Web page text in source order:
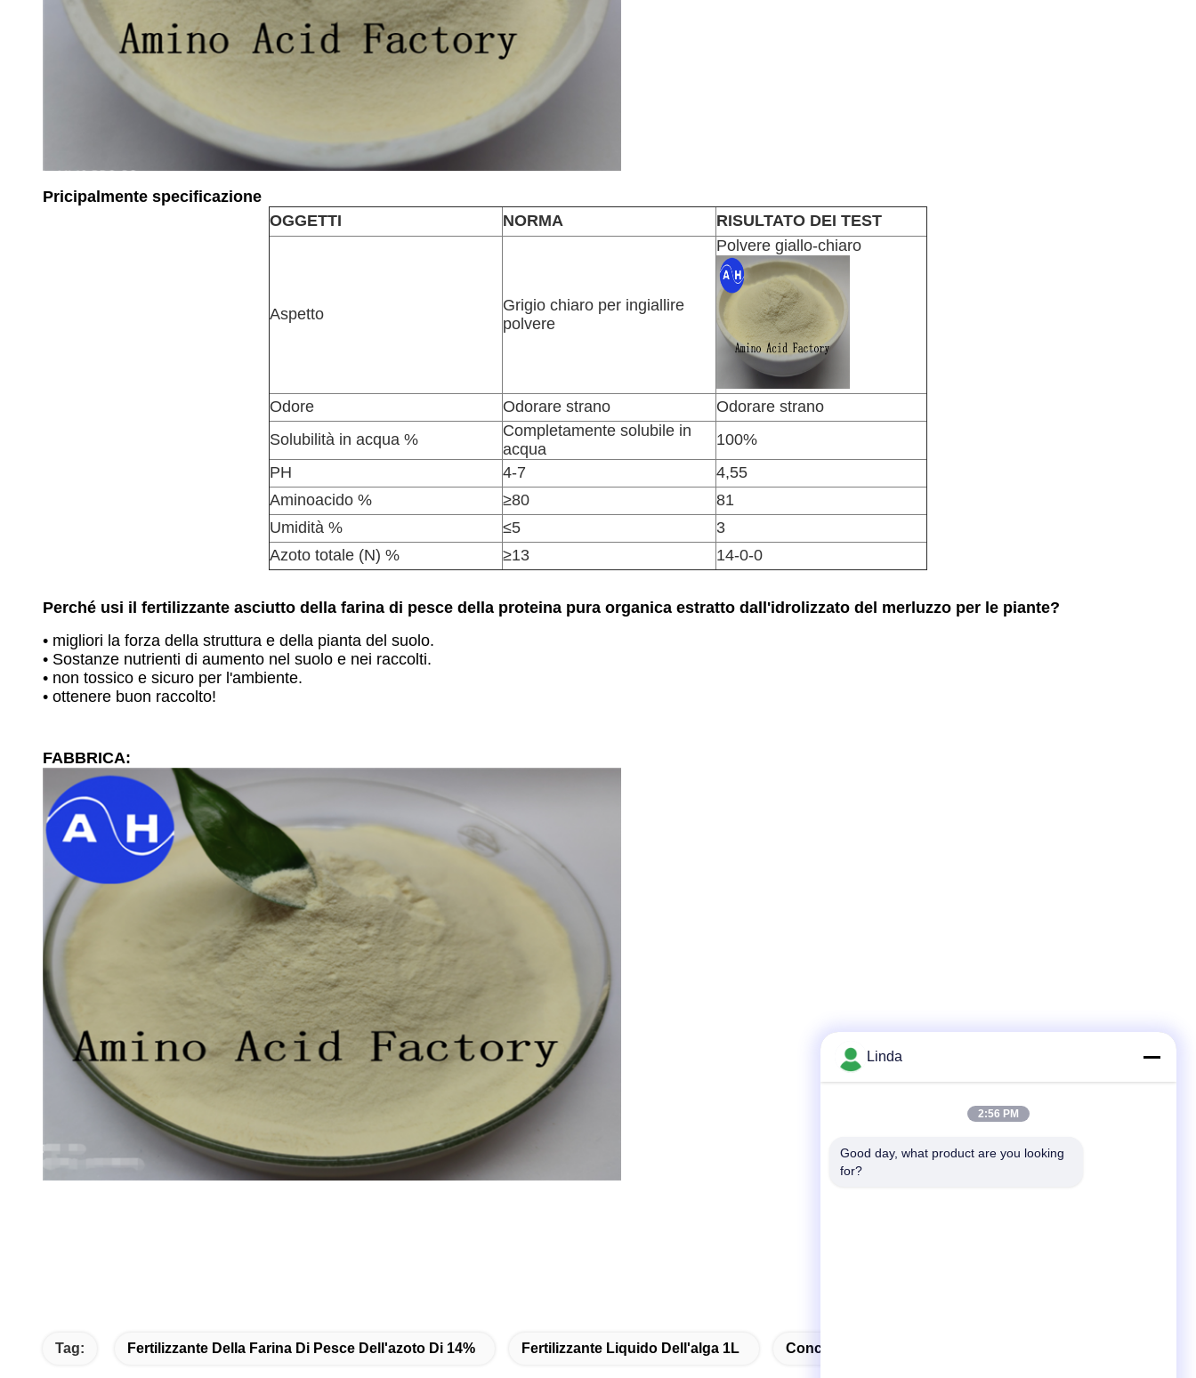
Pricipalmente specificazione
OGGETTI
NORMA RISULTATO DEI TEST
Aspetto
Grigio chiaro per ingiallire
polvere
Polvere giallo-chiaro
Odore Odorare strano
Odorare strano
Solubilità in acqua %
Completamente solubile in
acqua
100%
PH
4-7
4,55
Aminoacido %
≥80
81
Umidità %
≤5
3
Azoto totale (N) %
≥13 14-0-0
Perché usi il fertilizzante asciutto della farina di pesce della proteina pura organica estratto dall'idrolizzato del merluzzo per le piante?
• migliori la forza della struttura e della pianta del suolo.
• Sostanze nutrienti di aumento nel suolo e nei raccolti.
• non tossico e sicuro per l'ambiente.
• ottenere buon raccolto!
FABBRICA:
Tag: Fertilizzante Della Farina Di Pesce Dell'azoto Di 14% Fertilizzante Liquido Dell'alga 1L Concentrato Liquido Del Fertilizzante Dell'alga
Linda
2:56 PM
Good day, what product are you looking
for?